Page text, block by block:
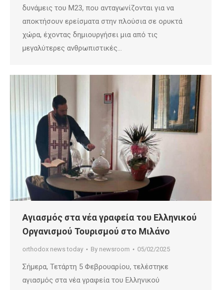
δυνάμεις του Μ23, που ανταγωνίζονται για να
αποκτήσουν ερείσματα στην πλούσια σε ορυκτά
χώρα, έχοντας δημιουργήσει μια από τις
μεγαλύτερες ανθρωπιστικές…
Αγιασμός στα νέα γραφεία του Ελληνικού
Οργανισμού Τουρισμού στο Μιλάνο
orthodox news today By newsroom 05/02/2025
Σήμερα, Τετάρτη 5 Φεβρουαρίου, τελέστηκε
αγιασμός στα νέα γραφεία του Ελληνικού